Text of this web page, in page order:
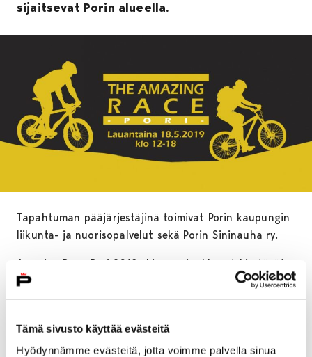
Tämä sivusto käyttää evästeitä
Hyödynnämme evästeitä, jotta voimme palvella sinua
sijaitsevat Porin alueella.
Tapahtuman pääjärjestäjinä toimivat Porin kaupungin
liikunta- ja nuorisopalvelut sekä Porin Sininauha ry.
Amazing Race Pori 2019 -kisassa joukkueet kiertävät
pyöräillen ympäri Poria suorittaen erilaisia hauskoja ja
sopivasti haastavia tehtäviä. Yhteistyökumppaneina
ja organisaatioita. Reitin kokonaispituus on reilut
kaksikymmentä kilometriä. Voittajajoukkueet palkitaan